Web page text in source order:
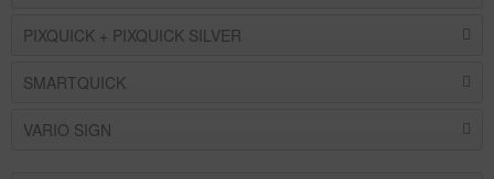
PIXQUICK + PIXQUICK SILVER
SMARTQUICK
VARIO SIGN